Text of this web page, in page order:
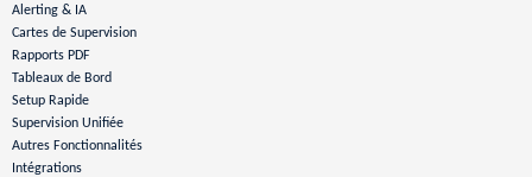
Alerting & IA
Cartes de Supervision
Rapports PDF
Tableaux de Bord
Setup Rapide
Supervision Unifiée
Autres Fonctionnalités
Intégrations